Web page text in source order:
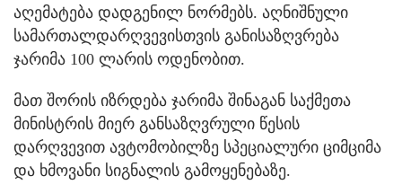
აღემატება დადგენილ ნორმებს. აღნიშნული
სამართალდარღვევისთვის განისაზღვრება
ჯარიმა 100 ლარის ოდენობით.
მათ შორის იზრდება ჯარიმა შინაგან საქმეთა
მინისტრის მიერ განსაზღვრული წესის
დარღვევით ავტომობილზე სპეციალური ციმციმა
და ხმოვანი სიგნალის გამოყენებაზე.